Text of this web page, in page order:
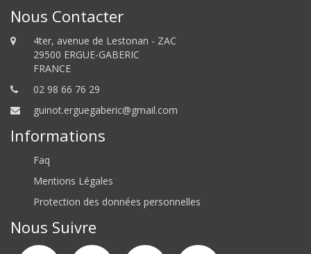
Nous Contacter
4ter, avenue de Lestonan - ZAC
29500 ERGUE-GABERIC
FRANCE
02 98 66 76 29
guinot.erguegaberic@gmail.com
Informations
Faq
Mentions Légales
Protection des données personnelles
Nous Suivre